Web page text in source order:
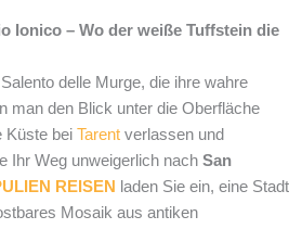
Ionico – Wo der weiße Tuffstein die
delle Murge, die ihre wahre
man den Blick unter die Oberfläche
Küste bei Tarent verlassen und
Ihr Weg unweigerlich nach San
REISEN
laden Sie ein, eine Stadt
Mosaik aus antiken